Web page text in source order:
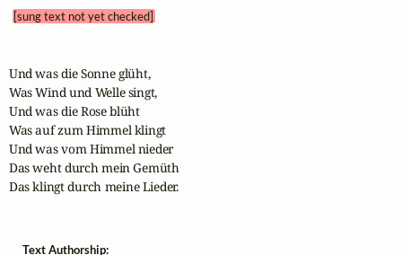
[sung text not yet checked]
Und was die Sonne glüht,
Was Wind und Welle singt,
Und was die Rose blüht
Was auf zum Himmel klingt
Und was vom Himmel nieder
Das weht durch mein Gemüth
Das klingt durch meine Lieder.
Text Authorship: